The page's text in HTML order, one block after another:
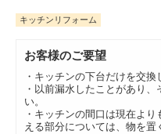
キッチンリフォーム
お客様のご要望
・キッチンの下台だけを交換
・以前漏水したことがあり
い。
・キッチンの間口は現在よ
える部分については、物を置